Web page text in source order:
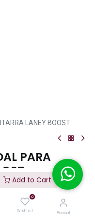
Add to Cart
0
Wishlist Account
LANEY BOOST
PARA
nivel. Diseñado
y potente, realza tu